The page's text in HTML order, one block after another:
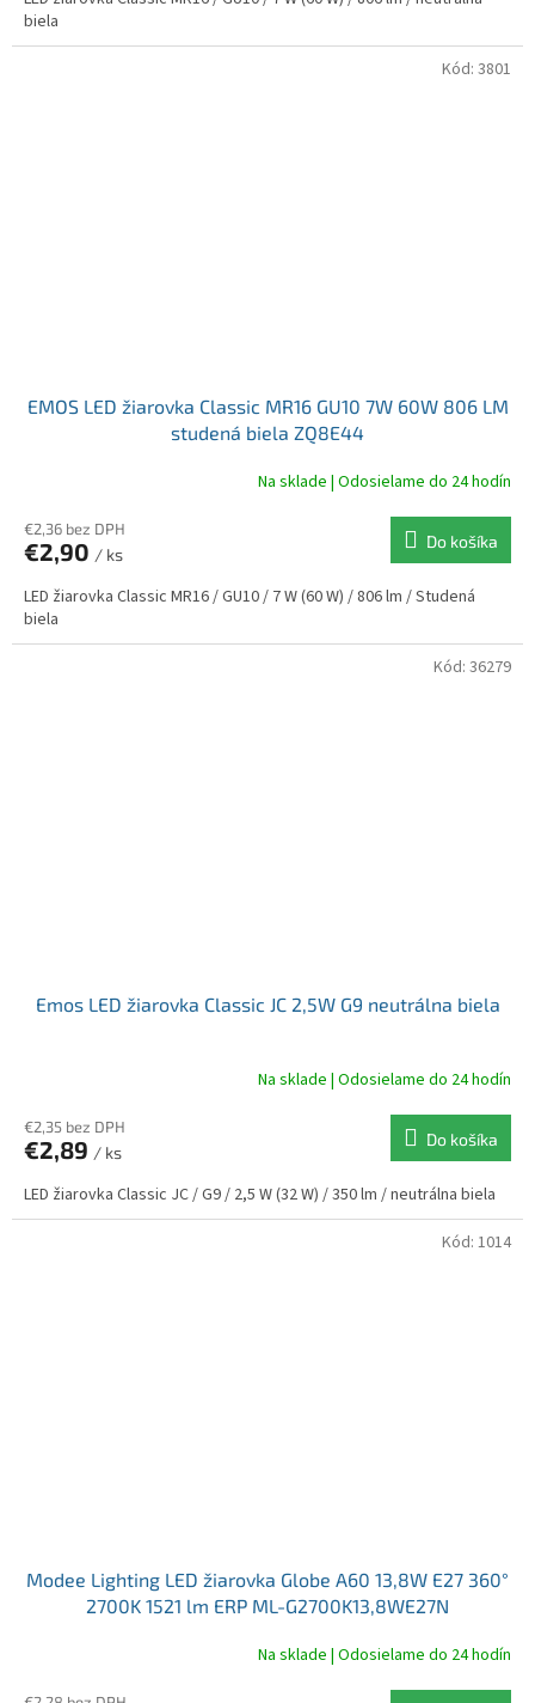
biela
EMOS LED žiarovka Classic MR16 GU10 7W 60W 806 LM
studená biela ZQ8E44
Na sklade | Odosielame do 24 hodín
€2,36 bez DPH
€2,90 / ks
Do košíka
LED žiarovka Classic MR16 / GU10 / 7 W (60 W) / 806 lm / Studená
biela
Kód: 3801
Emos LED žiarovka Classic JC 2,5W G9 neutrálna biela
Na sklade | Odosielame do 24 hodín
€2,35 bez DPH
€2,89 / ks
Do košíka
LED žiarovka Classic JC / G9 / 2,5 W (32 W) / 350 lm / neutrálna biela
Kód: 36279
Modee Lighting LED žiarovka Globe A60 13,8W E27 360°
2700K 1521 lm ERP ML-G2700K13,8WE27N
Na sklade | Odosielame do 24 hodín
Kód: 1014